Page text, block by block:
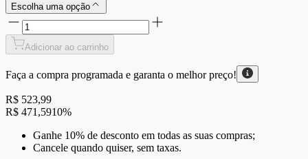
Escolha uma opção
Adicionar ao carrinho
Faça a compra programada e garanta o melhor preço!
R$ 523,99
R$ 471,5910%
Ganhe 10% de desconto em todas as suas compras;
Cancele quando quiser, sem taxas.